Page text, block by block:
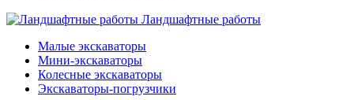
Ландшафтные работы
Малые экскаваторы
Мини-экскаваторы
Колесные экскаваторы
Экскаваторы-погрузчики